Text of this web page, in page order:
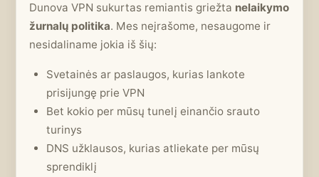
Dunova VPN sukurtas remiantis griežta nelaikymo
žurnalų politika. Mes neįrašome, nesaugome ir
nesidaliname jokia iš šių:
Svetainės ar paslaugos, kurias lankote
prisijungę prie VPN
Bet kokio per mūsų tunelį einančio srauto
turinys
DNS užklausos, kurias atliekate per mūsų
sprendiklį